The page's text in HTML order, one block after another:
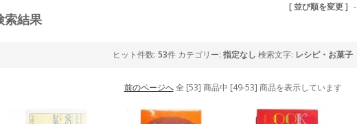
[ 並び順を変更 ] -
索結果
ヒット件数: 53件 カテゴリー: 指定なし 検索文字: レシピ・お菓子
前のページへ全 [53] 商品中 [49-53] 商品を表示しています